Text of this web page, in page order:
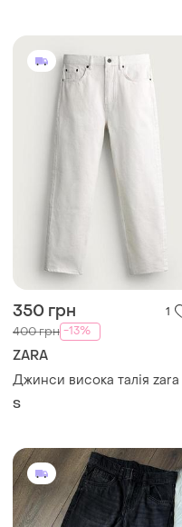
350 грн 1
400 грн -13%
ZARA
Джинси висока талія zara
S